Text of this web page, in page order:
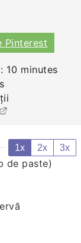
Pinterest
10minutes
minutes
1x 2x 3x
de paste)